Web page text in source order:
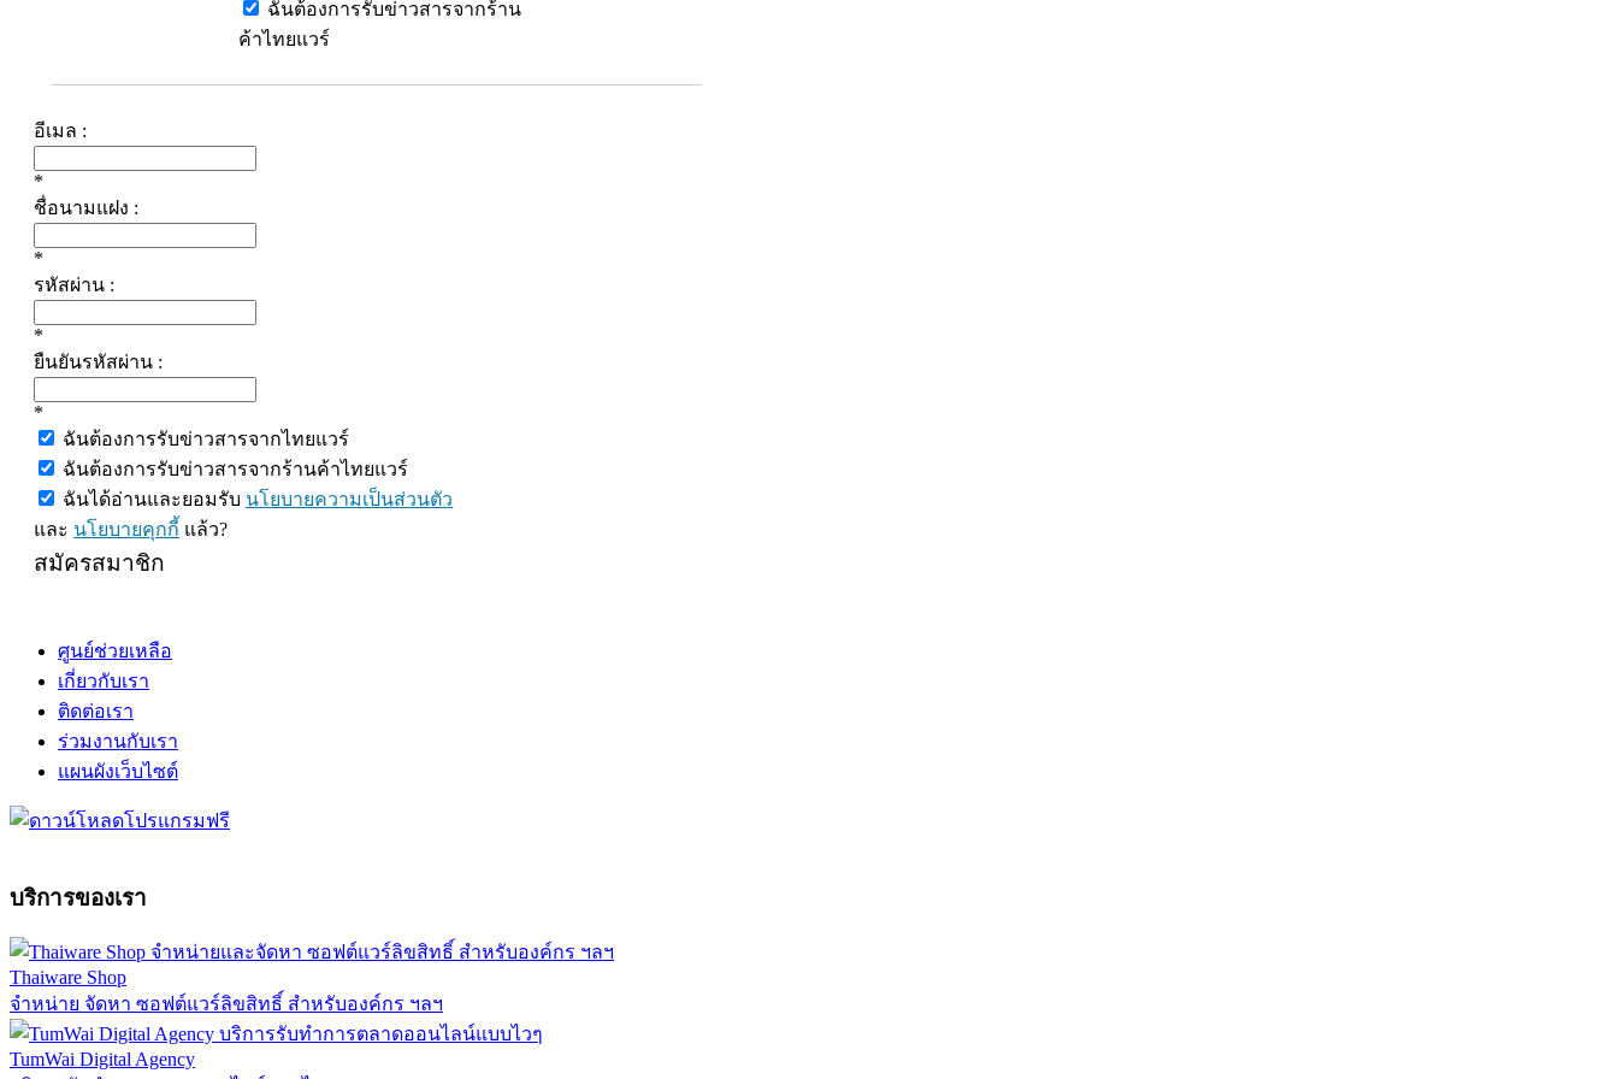
ฉันต้องการรับข่าวสารจากร้าน
ค้าไทยแวร์
อีเมล :
*
ชื่อนามแฝง :
*
รหัสผ่าน :
*
ยืนยันรหัสผ่าน :
*
ฉันต้องการรับข่าวสารจากไทยแวร์
ฉันต้องการรับข่าวสารจากร้านค้าไทยแวร์
ฉันได้อ่านและยอมรับ นโยบายความเป็นส่วนตัว
และ นโยบายคุกกี้ แล้ว?
สมัครสมาชิก
ศูนย์ช่วยเหลือ
เกี่ยวกับเรา
ติดต่อเรา
ร่วมงานกับเรา
แผนผังเว็บไซต์
บริการของเรา
Thaiware Shop
จำหน่าย จัดหา ซอฟต์แวร์ลิขสิทธิ์ สำหรับองค์กร ฯลฯ
TumWai Digital Agency